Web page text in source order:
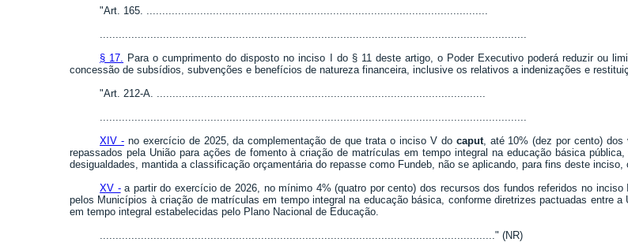
"Art. 165. ............................................................................................................
.......................................................................................................................................
§ 17. Para o cumprimento do disposto no inciso I do § 11 deste artigo, o Poder Executivo poderá reduzir ou
concessão de subsídios, subvenções e benefícios de natureza financeira, inclusive os relativos a indenizações e
"Art. 212-A. ........................................................................................................
.......................................................................................................................................
XIV -no exercício de 2025, da complementação de que trata o inciso V docaput, até 10% (dez por cento) dos
repassados pela União para ações de fomento à criação de matrículas em tempo integral na educação básica
desigualdades, mantida a classificação orçamentária do repasse como Fundeb, não se aplicando, para fins deste
XV -a partir do exercício de 2026, no mínimo 4% (quatro por cento) dos recursos dos fundos referidos no inciso
pelos Municípios à criação de matrículas em tempo integral na educação básica, conforme diretrizes pactuadas entre
em tempo integral estabelecidas pelo Plano Nacional de Educação.
............................................................................................................................." (NR)